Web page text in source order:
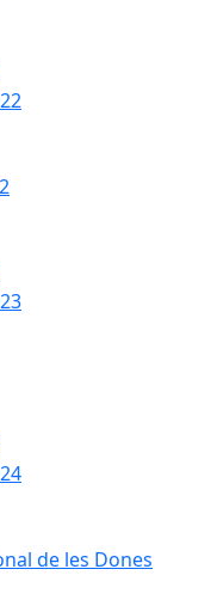
de les Dones